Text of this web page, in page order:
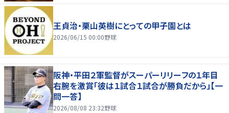
王貞治・栗山英樹にとっての甲子園とは
2026/06/15 00:00野球
阪神・平田２軍監督がスーパーリリーフの１年目
右腕を激賞「彼は１試合１試合が勝負だから」【一
問一答】
2026/08/08 23:32野球